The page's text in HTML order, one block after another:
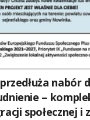
nabór
–
społecznej i